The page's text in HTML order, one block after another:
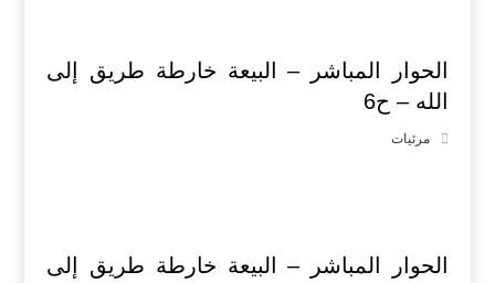
الحوار المباشر – البيعة خارطة طريق إلى
الله – ح6
مرئيات
الحوار المباشر – البيعة خارطة طريق إلى